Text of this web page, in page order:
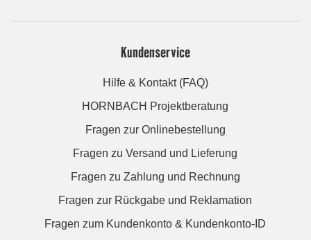
Kundenservice
Hilfe & Kontakt (FAQ)
HORNBACH Projektberatung
Fragen zur Onlinebestellung
Fragen zu Versand und Lieferung
Fragen zu Zahlung und Rechnung
Fragen zur Rückgabe und Reklamation
Fragen zum Kundenkonto & Kundenkonto-ID